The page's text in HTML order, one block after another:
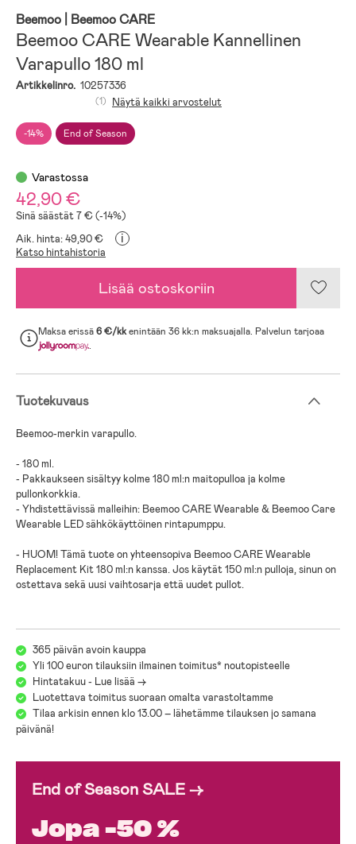
Beemoo | Beemoo CARE
Beemoo CARE Wearable Kannellinen
Varapullo 180 ml
Artikkelinro. 10257336
-14% End of Season
(1) Näytä kaikki arvostelut
Varastossa
42,90 €
Sinä säästät 7 € (-14%)
Aik. hinta: 49,90 €
i
Katso hintahistoria
Lisää ostoskoriin
Maksa erissä6 €/kkenintään 36 kk:n maksuajalla. Palvelun tarjoaa
.
Tuotekuvaus
Beemoo-merkin varapullo.
- 180 ml.
- Pakkaukseen sisältyy kolme 180 ml:n maitopulloa ja kolme
pullonkorkkia.
- Yhdistettävissä malleihin: Beemoo CARE Wearable & Beemoo Care
Wearable LED sähkökäyttöinen rintapumppu.
- HUOM! Tämä tuote on yhteensopiva Beemoo CARE Wearable
Replacement Kit 180 ml:n kanssa. Jos käytät 150 ml:n pulloja, sinun on
ostettava sekä uusi vaihtosarja että uudet pullot.
365 päivän avoin kauppa
Yli 100 euron tilauksiin ilmainen toimitus* noutopisteelle
Hintatakuu - Lue lisää ->
Luotettava toimitus suoraan omalta varastoltamme
Tilaa arkisin ennen klo 13.00 – lähetämme tilauksen jo samana
päivänä!
End of Season SALE →
Jopa -50 %